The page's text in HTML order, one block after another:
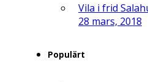
Vila i frid
28 mars, 2018
Populärt